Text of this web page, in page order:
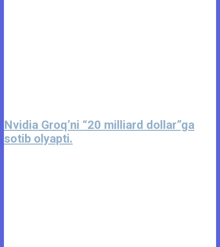
Nvidia Groq’ni “20 milliard dollar”ga
sotib olyapti.